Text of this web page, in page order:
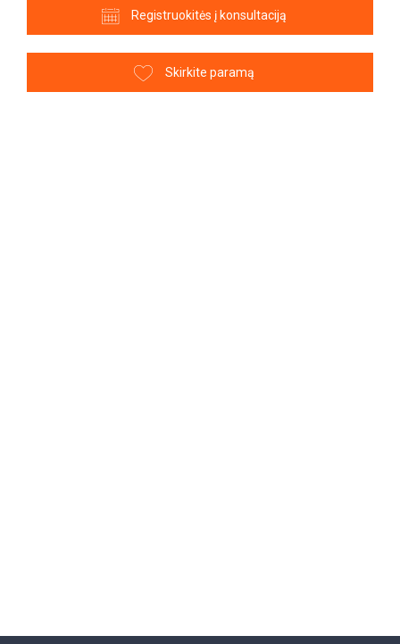
Registruokitės į konsultaciją
Skirkite paramą